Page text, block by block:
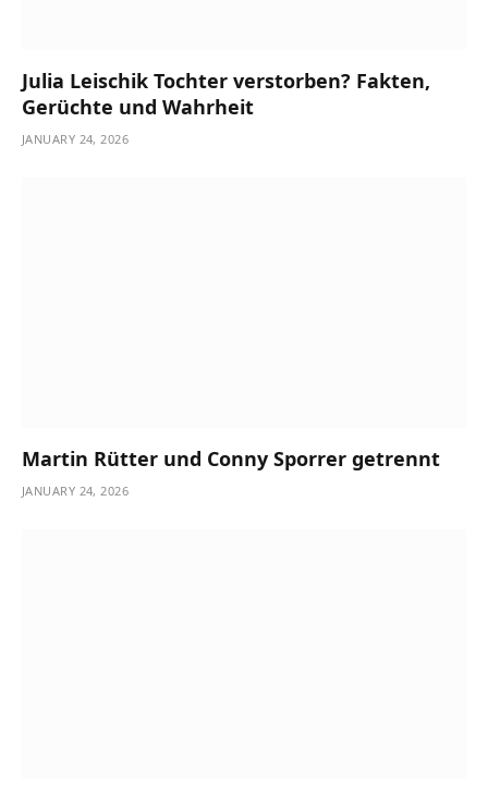
Julia Leischik Tochter verstorben? Fakten,
Gerüchte und Wahrheit
JANUARY 24, 2026
Martin Rütter und Conny Sporrer getrennt
JANUARY 24, 2026